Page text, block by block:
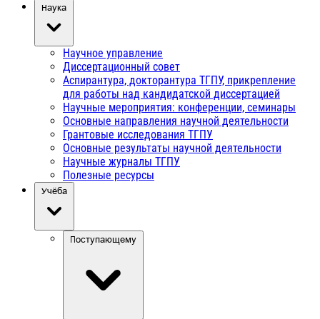
Наука
Научное управление
Диссертационный совет
Аспирантура, докторантура ТГПУ, прикрепление
для работы над кандидатской диссертацией
Научные мероприятия: конференции, семинары
Основные направления научной деятельности
Грантовые исследования ТГПУ
Основные результаты научной деятельности
Научные журналы ТГПУ
Полезные ресурсы
Учёба
Поступающему